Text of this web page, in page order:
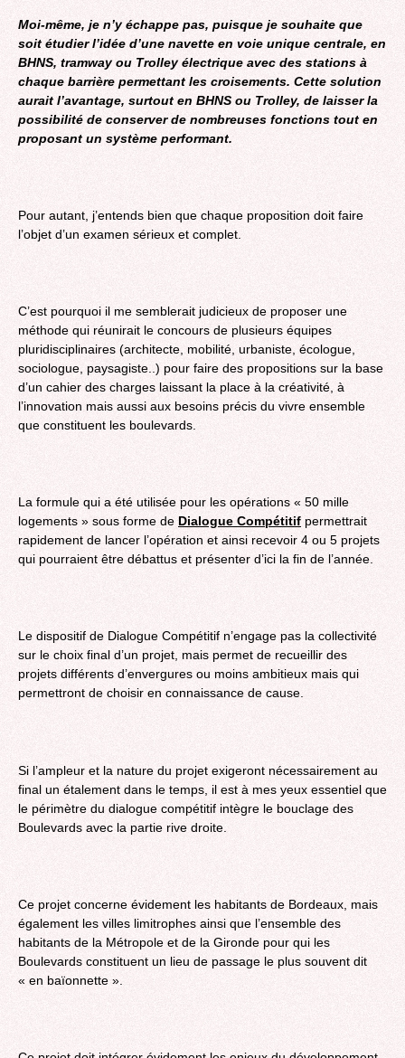
Moi-même, je n’y échappe pas, puisque je souhaite que
soit étudier l’idée d’une navette en voie unique centrale, en
BHNS, tramway ou Trolley électrique avec des stations à
chaque barrière permettant les croisements. Cette solution
aurait l’avantage, surtout en BHNS ou Trolley, de laisser la
possibilité de conserver de nombreuses fonctions tout en
proposant un système performant.
Pour autant, j’entends bien que chaque proposition doit faire
l’objet d’un examen sérieux et complet.
C’est pourquoi il me semblerait judicieux de proposer une
méthode qui réunirait le concours de plusieurs équipes
pluridisciplinaires (architecte, mobilité, urbaniste, écologue,
sociologue, paysagiste..) pour faire des propositions sur la base
d’un cahier des charges laissant la place à la créativité, à
l’innovation mais aussi aux besoins précis du vivre ensemble
que constituent les boulevards.
La formule qui a été utilisée pour les opérations « 50 mille
logements » sous forme de Dialogue Compétitif permettrait
rapidement de lancer l’opération et ainsi recevoir 4 ou 5 projets
qui pourraient être débattus et présenter d’ici la fin de l’année.
Le dispositif de Dialogue Compétitif n’engage pas la collectivité
sur le choix final d’un projet, mais permet de recueillir des
projets différents d’envergures ou moins ambitieux mais qui
permettront de choisir en connaissance de cause.
Si l’ampleur et la nature du projet exigeront nécessairement au
final un étalement dans le temps, il est à mes yeux essentiel que
le périmètre du dialogue compétitif intègre le bouclage des
Boulevards avec la partie rive droite.
Ce projet concerne évidement les habitants de Bordeaux, mais
également les villes limitrophes ainsi que l’ensemble des
habitants de la Métropole et de la Gironde pour qui les
Boulevards constituent un lieu de passage le plus souvent dit
« en baïonnette ».